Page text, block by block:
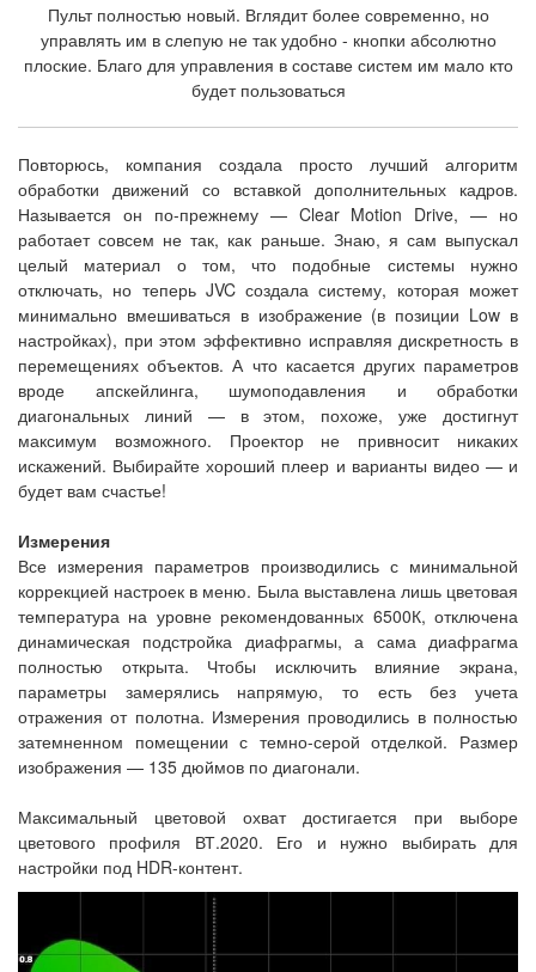
Пульт полностью новый. Вглядит более современно, но
управлять им в слепую не так удобно - кнопки абсолютно
плоские. Благо для управления в составе систем им мало кто
будет пользоваться
Повторюсь, компания создала просто лучший алгоритм
обработки движений со вставкой дополнительных кадров.
Называется он по-прежнему — Clear Motion Drive, — но
работает совсем не так, как раньше. Знаю, я сам выпускал
целый материал о том, что подобные системы нужно
отключать, но теперь JVC создала систему, которая может
минимально вмешиваться в изображение (в позиции Low в
настройках), при этом эффективно исправляя дискретность в
перемещениях объектов. А что касается других параметров
вроде апскейлинга, шумоподавления и обработки
диагональных линий — в этом, похоже, уже достигнут
максимум возможного. Проектор не привносит никаких
искажений. Выбирайте хороший плеер и варианты видео — и
будет вам счастье!
Измерения
Все измерения параметров производились с минимальной
коррекцией настроек в меню. Была выставлена лишь цветовая
температура на уровне рекомендованных 6500К, отключена
динамическая подстройка диафрагмы, а сама диафрагма
полностью открыта. Чтобы исключить влияние экрана,
параметры замерялись напрямую, то есть без учета
отражения от полотна. Измерения проводились в полностью
затемненном помещении с темно-серой отделкой. Размер
изображения — 135 дюймов по диагонали.
Максимальный цветовой охват достигается при выборе
цветового профиля ВТ.2020. Его и нужно выбирать для
настройки под HDR-контент.